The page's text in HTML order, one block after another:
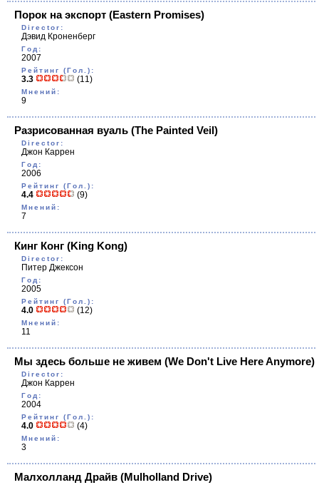
Порок на экспорт (Eastern Promises)
Director:
Дэвид Кроненберг
Год:
2007
Рейтинг (Гол.):
3.3 (11)
Мнений:
9
Разрисованная вуаль (The Painted Veil)
Director:
Джон Каррен
Год:
2006
Рейтинг (Гол.):
4.4 (9)
Мнений:
7
Кинг Конг (King Kong)
Director:
Питер Джексон
Год:
2005
Рейтинг (Гол.):
4.0 (12)
Мнений:
11
Мы здесь больше не живем (We Don't Live Here Anymore)
Director:
Джон Каррен
Год:
2004
Рейтинг (Гол.):
4.0 (4)
Мнений:
3
Малхолланд Драйв (Mulholland Drive)